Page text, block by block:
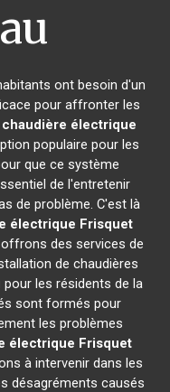
ont besoin d'un
pour affronter les
chaudière électrique
populaire pour les
que ce système
de l'entretenir
de problème. C'est là
électrique Frisquet
des services de
de chaudières
pour les résidents de la
sont formés pour
les problèmes
électrique Frisquet
à intervenir dans les
désagréments causés